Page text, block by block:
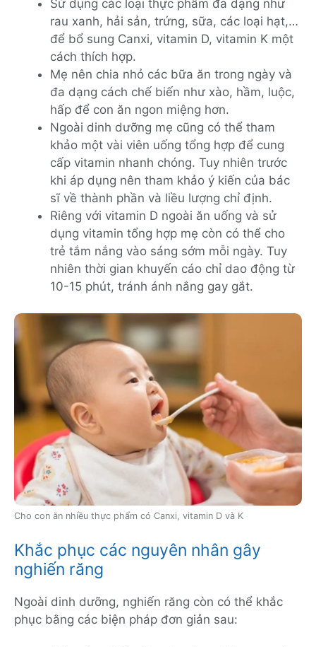
Sử dụng các loại thực phẩm đa dạng như
rau xanh, hải sản, trứng, sữa, các loại hạt,…
để bổ sung Canxi, vitamin D, vitamin K một
cách thích hợp.
Mẹ nên chia nhỏ các bữa ăn trong ngày và
đa dạng cách chế biến như xào, hầm, luộc,
hấp để con ăn ngon miệng hơn.
Ngoài dinh dưỡng mẹ cũng có thể tham
khảo một vài viên uống tổng hợp để cung
cấp vitamin nhanh chóng. Tuy nhiên trước
khi áp dụng nên tham khảo ý kiến của bác
sĩ về thành phần và liều lượng chỉ định.
Riêng với vitamin D ngoài ăn uống và sử
dụng vitamin tổng hợp mẹ còn có thể cho
trẻ tắm nắng vào sáng sớm mỗi ngày. Tuy
nhiên thời gian khuyến cáo chỉ dao động từ
10-15 phút, tránh ánh nắng gay gắt.
Cho con ăn nhiều thực phẩm có Canxi, vitamin D và K
Khắc phục các nguyên nhân gây
nghiến răng
Ngoài dinh dưỡng, nghiến răng còn có thể khắc
phục bằng các biện pháp đơn giản sau: